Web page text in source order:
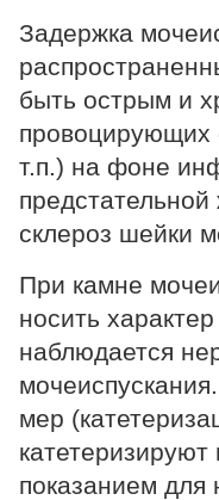
Задержка
быть острым и
провоцирующих
т.п.) на фоне
склероз шейки
При камне
носить
наблюдается
мер
показанием для